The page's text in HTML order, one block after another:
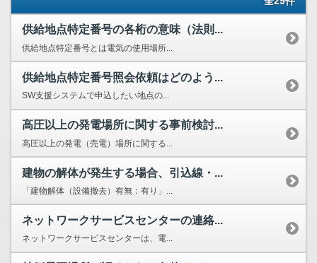
供給地点特定番号の各桁の意味（法則...
供給地点特定番号とは電気の使用場所...
供給地点特定番号照会依頼はどのよう...
SW支援システムで申込したい地点の...
高圧以上の発電場所に関する事前検討...
高圧以上の発電（売電）場所に関する...
建物の解体が発生する場合、引込線・...
「建物解体（設備撤去）有無：有り」...
ネットワークサービスセンターの連絡...
ネットワークサービスセンターは、電...